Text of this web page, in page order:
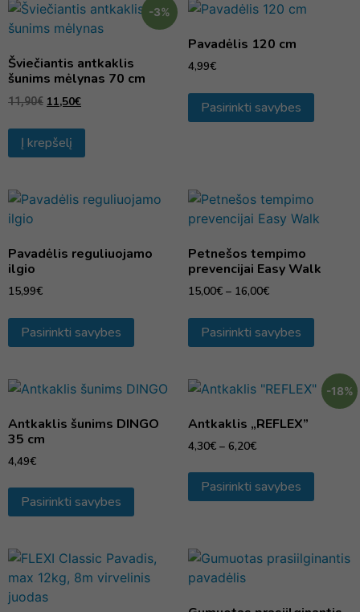
-3%
Šviečiantis antkaklis
šunims mėlynas 70 cm
11,90€ 11,50€
Į krepšelį
Pavadėlis 120 cm
4,99€
Pasirinkti savybes
Pavadėlis reguliuojamo
ilgio
15,99€
Pasirinkti savybes
Petnešos tempimo
prevencijai Easy Walk
15,00€ – 16,00€
Pasirinkti savybes
Antkaklis šunims DINGO
35 cm
4,49€
Pasirinkti savybes
-18%
Antkaklis „REFLEX”
4,30€ – 6,20€
Pasirinkti savybes